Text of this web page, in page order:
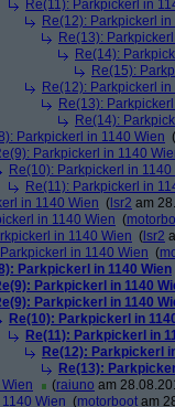
Re(11): Parkpickerl in
Re(12): Parkpickerl in
Re(13):
Re(14):
Re(15):
Re(12): Parkpickerl in
Re(13):
Re(14):
Parkpickerl in 1140 Wien (
Parkpickerl in 1140
Re(10): Parkpickerl in 1140
Re(11): Parkpickerl in
in 1140 Wien ( lsr2 am
in 1140 Wien (
in 1140 Wien ( lsr2
in 1140 Wien (
Parkpickerl in 1140 Wien
Parkpickerl in 1140
Parkpickerl in 1140
Re(10): Parkpickerl in
Re(11): Parkpickerl in
Re(12): Parkpickerl
Re(13):
(raiuno am
Wien (motorboot am